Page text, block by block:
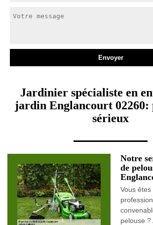
Jardinier spécialiste en
jardin Englancourt 02260:
sérieux
Notre
de
Vous êtes
pelouse ?